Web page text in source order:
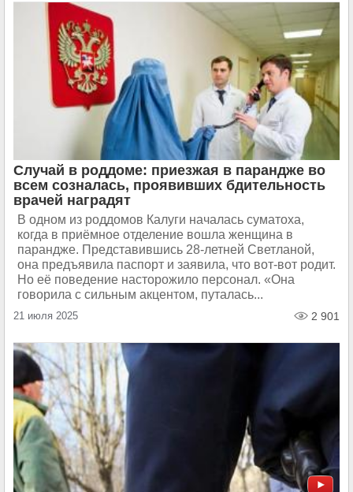
Случай в роддоме: приезжая в парандже во
всем созналась, проявивших бдительность
врачей наградят
В одном из роддомов Калуги началась суматоха,
когда в приёмное отделение вошла женщина в
парандже. Представившись 28-летней Светланой,
она предъявила паспорт и заявила, что вот-вот родит.
Но её поведение насторожило персонал. «Она
говорила с сильным акцентом, путалась...
21 июля 2025 2 901